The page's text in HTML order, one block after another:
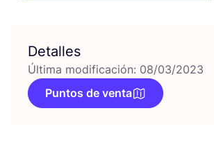
Detalles
Última modificación: 08/03/2023
Puntos de venta